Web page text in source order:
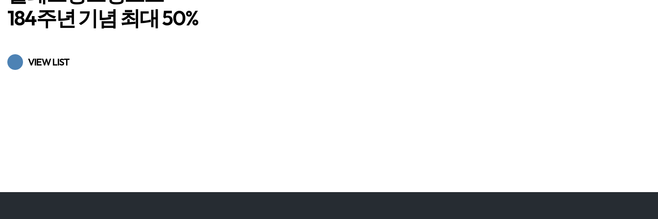
184주년 기념 최대 50%
VIEW LIST